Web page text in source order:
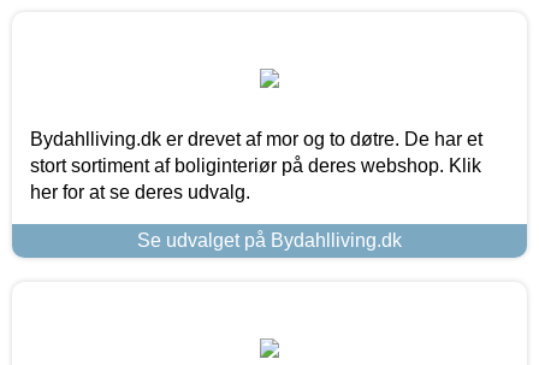
Bydahlliving.dk er drevet af mor og to døtre. De har et
stort sortiment af boliginteriør på deres webshop. Klik
her for at se deres udvalg.
Se udvalget på Bydahlliving.dk